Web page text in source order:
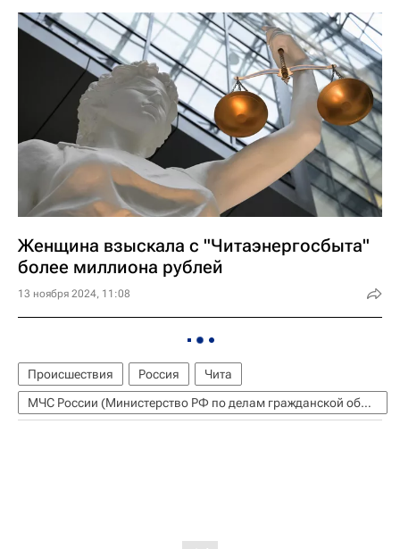
Женщина взыскала с "Читаэнергосбыта"
более миллиона рублей
13 ноября 2024, 11:08
Происшествия Россия
Чита
МЧС России (Министерство РФ по делам гражданской обороны, чрезвычайным ситуациям и ликвидации последствий стихийных бедствий)